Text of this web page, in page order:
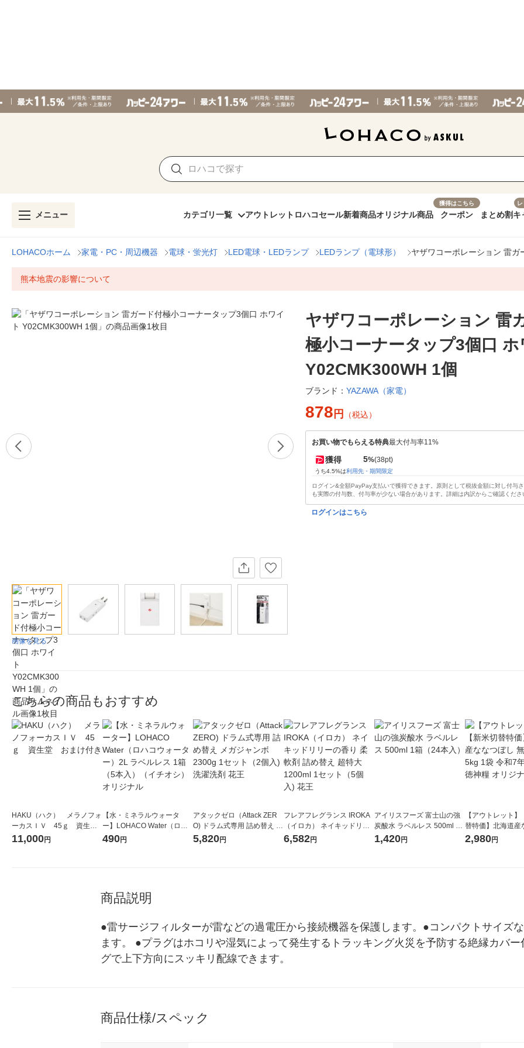
メニュー カテゴリ一覧 アウトレット ロハコセール新着商品オリジナル商品
獲得はこちら
クーポン まとめ割キ
LOHACOホーム 家電・PC・周辺機器 電球・蛍光灯 LED電球・LEDランプ LEDランプ（電球形） ヤザワコーポレーション 雷
熊本地震の影響について
画像を見る
ヤザワコーポレーション 雷
極小コーナータップ3個口
Y02CMK300WH 1個
ブランド： YAZAWA（家電）
878 円 （税込）
お買い物でもらえる特典最大付与率11%
獲得 5%(38pt)
うち4.5%は利用先・期間限定
ログイン&全額PayPay支払いで獲得できます。原則として税抜金額に対し付与
も実際の付与数、付与率が少ない場合があります。詳細は内訳からご確認くださ
ログインはこちら
こちらの商品もおすすめ
HAKU（ハク） メラノフォ
ーカスＩＶ 45ｇ 資生
堂 おまけ付き
11,000円
【水・ミネラルウォータ
ー】LOHACO Water（ロハ
コウォーター）2L ラベルレ
490円
アタックゼロ（Attack ZER
O) ドラム式専用 詰め替え メ
ガジャンボ 2300g 1セット
5,820円
フレアフレグランス IROKA
（イロカ） ネイキッドリリ
ーの香り 柔軟剤 詰め替え 超
6,582円
アイリスフーズ 富士山の強
炭酸水 ラベルレス 500ml 1
箱（24本入）
1,420円
【アウトレット
替特価】北海道産
し 無洗米 5kg 1袋
2,980円
商品説明
●雷サージフィルターが雷などの過電圧から接続機器を保護します。●コンパクトサイズ
ます。 ●プラグはホコリや湿気によって発生するトラッキング火災を予防する絶縁カバ
グで上下方向にスッキリ配線できます。
商品仕様/スペック